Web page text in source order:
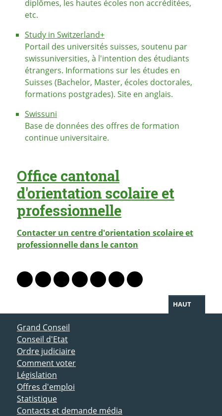
diplômes, les hautes écoles non accréditées,
etc.
Study in Switzerland+
Portail des universités suisses, soutenu par
swissuniversities, à l'intention des étudiants
étrangers. Informations sur les études en
Suisses (Bachelor, Master, écoles doctorales,
formations postgrades). Site en anglais.
Swissuni
Base de données des offres de formation
continue universitaire.
Office cantonal
d'orientation scolaire et
professionnelle
Contacter un centre d'orientation scolaire et
professionnelle dans le canton
Lien vers le profil Mastodon
Lien vers le profil Bluesky
Lien vers le profil Instagram
Lien vers le profil Linkedin
Lien vers le profil Facebook
Lien vers le profil Twitter
Partager par WhatsApp
HAUT
ACCÈS DIRECT
Grand Conseil
Conseil d'Etat
Ordre judiciaire
Comment voter
Législation
Offres d'emploi
Statistique
Contacts et demande média